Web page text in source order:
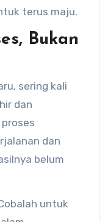
terus maju.
Bukan
sering kali
dan
dan
belum
untuk